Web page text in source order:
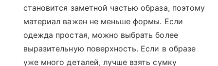
становится заметной частью образа, поэтому
материал важен не меньше формы. Если
одежда простая, можно выбрать более
выразительную поверхность. Если в образе
уже много деталей, лучше взять сумку